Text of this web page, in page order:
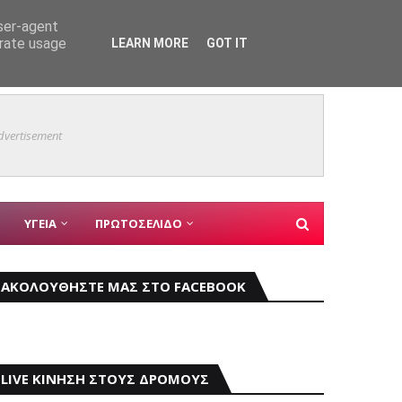
ΑΘΛΗΤΙΣΜΟΣ
ΥΓΕΙΑ ΠΡΩΤΟΣΕΛΙΔΟ
ΑΚΟΛΟΥΘΗΣΤΕ ΜΑΣ ΣΤΟ FACEBOOK
LIVE ΚΙΝΗΣΗ ΣΤΟΥΣ ΔΡΟΜΟΥΣ
agent
usage
LEARN MORE GOT IT